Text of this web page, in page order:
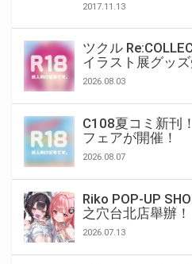
2017.11.13
ツクル
イラスト展グッ
2026.08.03
C108夏コミ新刊
フェアが開催！
2026.08.07
Riko POP-UP
之穴台北店舉辦！
2026.07.13